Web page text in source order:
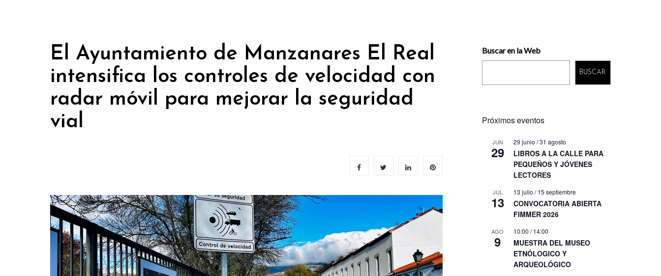
El Ayuntamiento de Manzanares El Real
intensifica los controles de velocidad con
radar móvil para mejorar la seguridad
vial
Buscar en la Web
BUSCAR
Próximos eventos
JUN
29
29 junio /31 agosto
LIBROS A LA CALLE PARA
PEQUEÑOS Y JÓVENES
LECTORES
JUL
13
13 julio /15 septiembre
CONVOCATORIA ABIERTA
FIMMER 2026
AGO
9
10:00 /14:00
MUESTRA DEL MUSEO
ETNÓLOGICO Y
ARQUEOLÓGICO